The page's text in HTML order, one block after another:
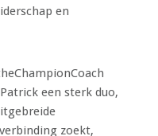
en
een sterk duo,
zoekt,